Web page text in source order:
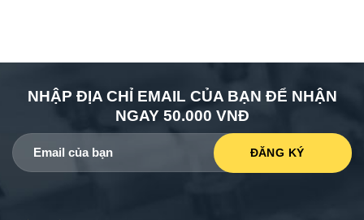
NHẬP ĐỊA CHỈ EMAIL CỦA BẠN ĐỂ NHẬN
NGAY 50.000 VNĐ